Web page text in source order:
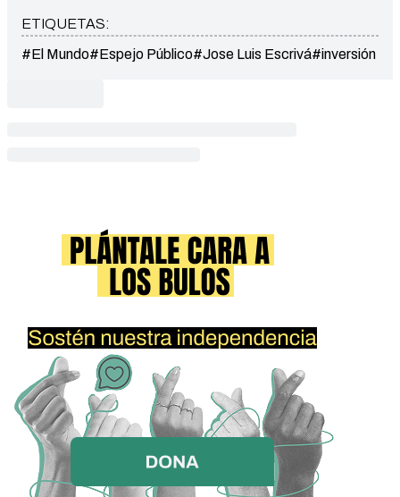
ETIQUETAS:
#El Mundo#Espejo Público#Jose Luis Escrivá#inversión